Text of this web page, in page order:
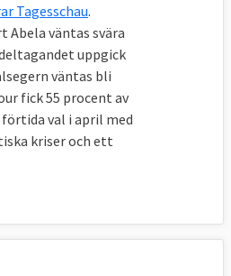
Tagesschau.
Abela väntas svära
uppgick
väntas bli
fick 55 procent av
val i april med
kriser och ett